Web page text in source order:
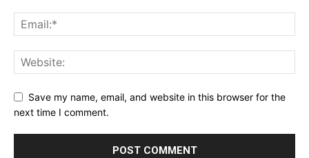
Save my name, email, and website in this browser for the
next time I comment.